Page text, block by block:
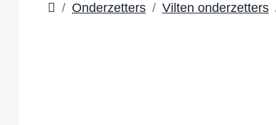
Onderzetters Vilten onderzetters